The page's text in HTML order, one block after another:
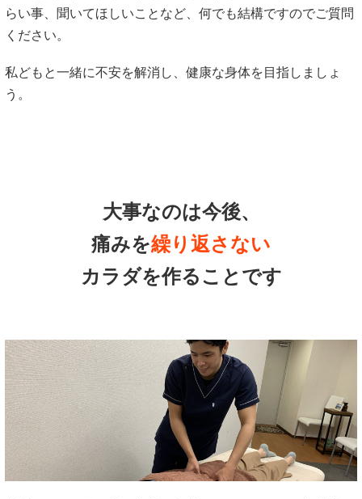
らい事、聞いてほしいことなど、何でも結構ですのでご質問
ください。
私どもと一緒に不安を解消し、健康な身体を目指しましょ
う。
大事なのは今後、
痛みを繰り返さない
カラダを作ることです